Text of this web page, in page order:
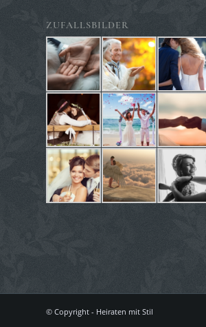
ZUFALLSBILDER
© Copyright - Heiraten mit Stil